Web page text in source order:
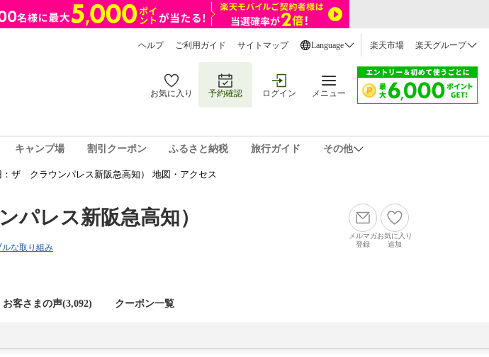
ヘルプ ご利用ガイド サイトマップ Language 楽天市場 楽天グループ
お気に入り 予約確認 ログイン メニュー
キャンプ場 割引クーポン ふるさと納税 旅行ガイド その他
ザ クラウンパレス新阪急高知） 地図・アクセス
レス新阪急高知）
な取り組み
メルマガ
登録
お気に入り
追加
お客さまの声(3,092) クーポン一覧